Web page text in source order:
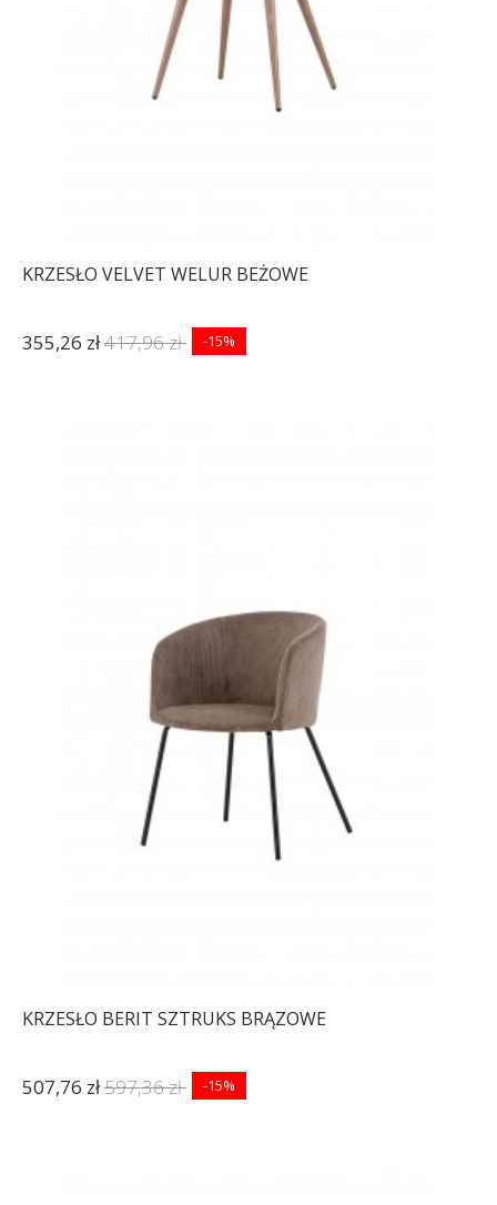
KRZESŁO VELVET WELUR BEŻOWE
355,26 zł417,96 zł -15%
KRZESŁO BERIT SZTRUKS BRĄZOWE
507,76 zł597,36 zł -15%